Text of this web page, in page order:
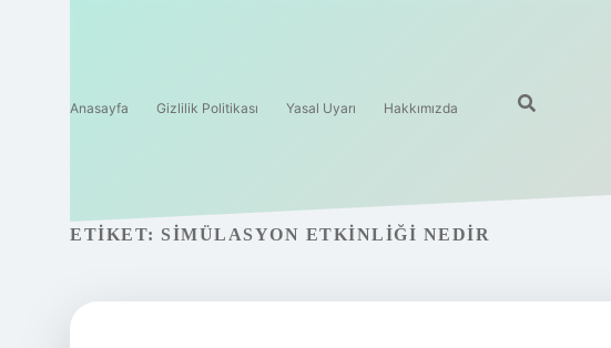
Anasayfa Gizlilik Politikası Yasal Uyarı Hakkımızda
ETIKET: SIMÜLASYON ETKINLIĞI NEDIR